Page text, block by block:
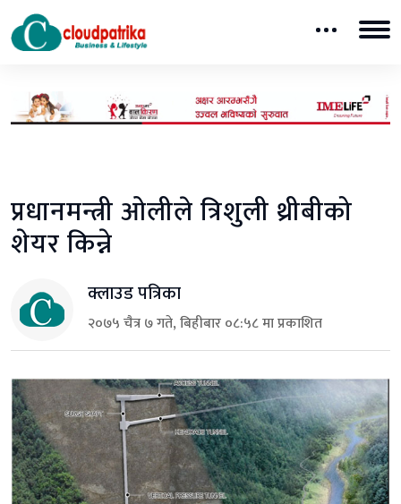
प्रधानमन्त्री ओलीले त्रिशुली थ्रीबीको
शेयर किन्ने
क्लाउड पत्रिका
२०७५ चैत्र ७ गते, बिहीबार ०८:५८ मा प्रकाशित